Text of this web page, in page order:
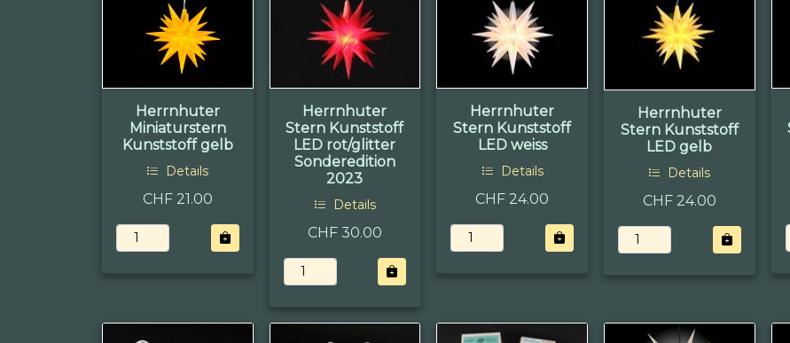
Herrnhuter
Miniaturstern
Kunststoff gelb
Details
CHF 21.00
Herrnhuter
Stern Kunststoff
LED rot/glitter
Sonderedition
2023
Details
CHF 30.00
Herrnhuter
Stern Kunststoff
LED weiss
Details
CHF 24.00
Herrnhuter
Stern Kunststoff
LED gelb
Details
CHF 24.00